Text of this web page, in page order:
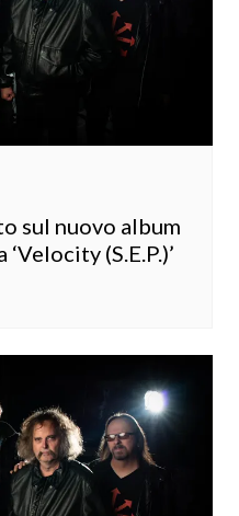
sul nuovo album
‘Velocity (S.E.P.)’